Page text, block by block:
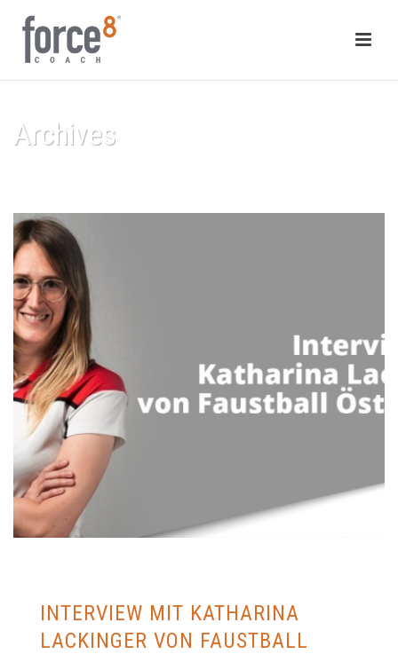
Archives
INTERVIEW MIT KATHARINA
LACKINGER VON FAUSTBALL